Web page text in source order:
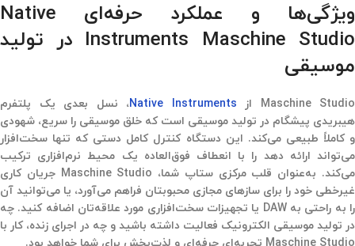
ویژگی‌ها و عملکرد حرفه‌ای Native
Instruments Maschine Studio در تولید
موسیقی
Maschine Studio از Native Instruments، نسل بعدی یک پلتفرم
هیبریدی پیشگام در تولید موسیقی است که خلق موسیقی را سریع، شهودی
و کاملاً طبیعی می‌کند. این دستگاه کنترل کامل دستی که تنها سخت‌افزار
می‌تواند ارائه دهد را با انعطاف فوق‌العاده یک محیط نرم‌افزاری ترکیب
می‌کند. به‌عنوان قلب مرکزی ستاپ شما، Maschine Studio جریان کاری
غیرخطی خود را برای سازهای مجازی محبوبتان فراهم می‌آورد، یا می‌توانید آن
را به راحتی به DAW یا تجهیزات سخت‌افزاری مورد علاقه‌تان اضافه کنید. چه
در تولید موسیقی الکترونیک فعالیت داشته باشید و چه در اجرای زنده، کار با